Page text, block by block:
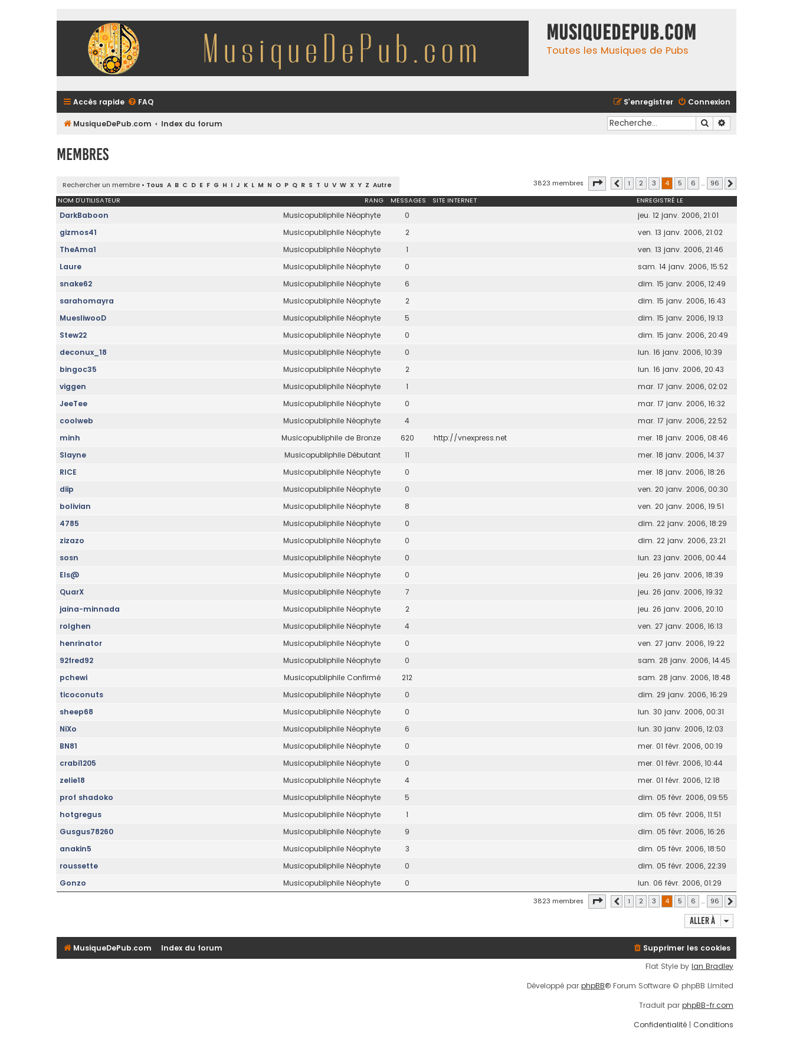
MusiqueDePub.com
Toutes les Musiques de Pubs
Accès rapide FAQ Connexion
S’enregistrer
MusiqueDePub.com Index du forum Rechercher
Membres
Rechercher un membre • Tous A B C D E F G H I J K L M N O P Q R S T U V W X Y Z Autre 3823 membres Page sur96
Précédente
1 2 3 4 5 6 … 96
RANG
NOM D’UTILISATEUR MESSAGES SITE INTERNET ENREGISTRÉ LE
Musicopubliphile Néophyte
DarkBaboon 0
jeu. 12 janv. 2006, 21:01
Musicopubliphile Néophyte
gizmos41 2
ven. 13 janv. 2006, 21:02
Musicopubliphile Néophyte
TheAma1 1
ven. 13 janv. 2006, 21:46
Musicopubliphile Néophyte
Laure 0
sam. 14 janv. 2006, 15:52
Musicopubliphile Néophyte
snake62 6
dim. 15 janv. 2006, 12:49
Musicopubliphile Néophyte
sarahomayra 2
dim. 15 janv. 2006, 16:43
Musicopubliphile Néophyte
MuesliwooD 5
dim. 15 janv. 2006, 19:13
Musicopubliphile Néophyte
Stew22 0
dim. 15 janv. 2006, 20:49
Musicopubliphile Néophyte
deconux_18 0
lun. 16 janv. 2006, 10:39
Musicopubliphile Néophyte
bingoc35 2
lun. 16 janv. 2006, 20:43
Musicopubliphile Néophyte
viggen 1
mar. 17 janv. 2006, 02:02
Musicopubliphile Néophyte
JeeTee 0
mar. 17 janv. 2006, 16:32
Musicopubliphile Néophyte
coolweb 4
mar. 17 janv. 2006, 22:52
Musicopubliphile de Bronze
minh 620 http://vnexpress.net
mer. 18 janv. 2006, 08:46
Musicopubliphile Débutant
Slayne 11
mer. 18 janv. 2006, 14:37
Musicopubliphile Néophyte
RICE 0
mer. 18 janv. 2006, 18:26
Musicopubliphile Néophyte
diip 0
ven. 20 janv. 2006, 00:30
Musicopubliphile Néophyte
bolivian 8
ven. 20 janv. 2006, 19:51
Musicopubliphile Néophyte
4785 0
dim. 22 janv. 2006, 18:29
Musicopubliphile Néophyte
zizazo 0
dim. 22 janv. 2006, 23:21
Musicopubliphile Néophyte
sosn 0
lun. 23 janv. 2006, 00:44
Musicopubliphile Néophyte
Els@ 0
jeu. 26 janv. 2006, 18:39
Musicopubliphile Néophyte
QuarX 7
jeu. 26 janv. 2006, 19:32
Musicopubliphile Néophyte
jaina-minnada 2
jeu. 26 janv. 2006, 20:10
Musicopubliphile Néophyte
rolghen 4
ven. 27 janv. 2006, 16:13
Musicopubliphile Néophyte
henrinator 0
ven. 27 janv. 2006, 19:22
Musicopubliphile Néophyte
92fred92 0
sam. 28 janv. 2006, 14:45
Musicopubliphile Confirmé
pchewi 212
sam. 28 janv. 2006, 18:48
Musicopubliphile Néophyte
ticoconuts 0
dim. 29 janv. 2006, 16:29
Musicopubliphile Néophyte
sheep68 0
lun. 30 janv. 2006, 00:31
Musicopubliphile Néophyte
NiXo 6
lun. 30 janv. 2006, 12:03
Musicopubliphile Néophyte
BN81 0
mer. 01 févr. 2006, 00:19
Musicopubliphile Néophyte
crabi1205 0
mer. 01 févr. 2006, 10:44
Musicopubliphile Néophyte
zelie18 4
mer. 01 févr. 2006, 12:18
Musicopubliphile Néophyte
prof shadoko 5
dim. 05 févr. 2006, 09:55
Musicopubliphile Néophyte
hotgregus 1
dim. 05 févr. 2006, 11:51
Musicopubliphile Néophyte
Gusgus78260 9
dim. 05 févr. 2006, 16:26
Musicopubliphile Néophyte
anakin5 3
dim. 05 févr. 2006, 18:50
Musicopubliphile Néophyte
roussette 0
dim. 05 févr. 2006, 22:39
Musicopubliphile Néophyte
Gonzo 0 lun. 06 févr. 2006, 01:29
3823 membres Page sur96
Précédente
1 2 3 4 5 6 … 96
Aller à
MusiqueDePub.com Index du forum
Supprimer les cookies
Flat Style by Ian Bradley
Développé par phpBB® Forum Software © phpBB Limited
Traduit par phpBB-fr.com
Confidentialité | Conditions